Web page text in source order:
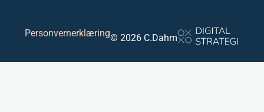
Personvernerklæring© 2026 C.Dahm